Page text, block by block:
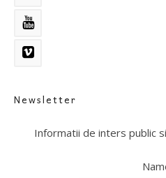
Newsletter
Informatii de inters public